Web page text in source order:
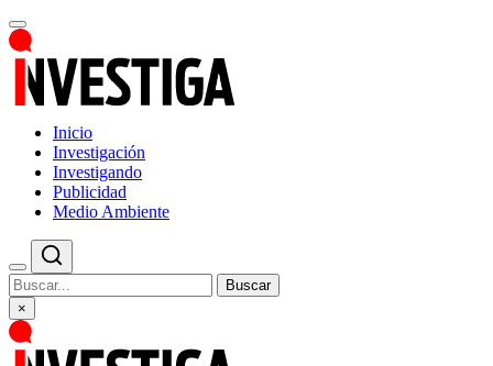
Inicio
Investigación
Investigando
Publicidad
Medio Ambiente
Buscar
×